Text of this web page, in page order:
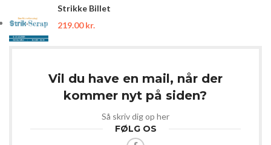
Strikke Billet
219.00kr.
Vil du have en mail, når der
kommer nyt på siden?
Så skriv dig op her
FØLG OS